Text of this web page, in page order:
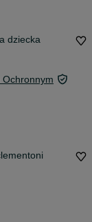
dziecka
Ochronnym